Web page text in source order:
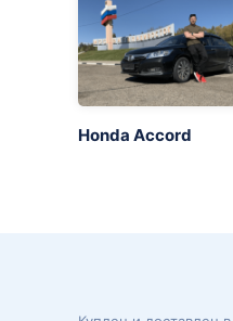
Honda Accord